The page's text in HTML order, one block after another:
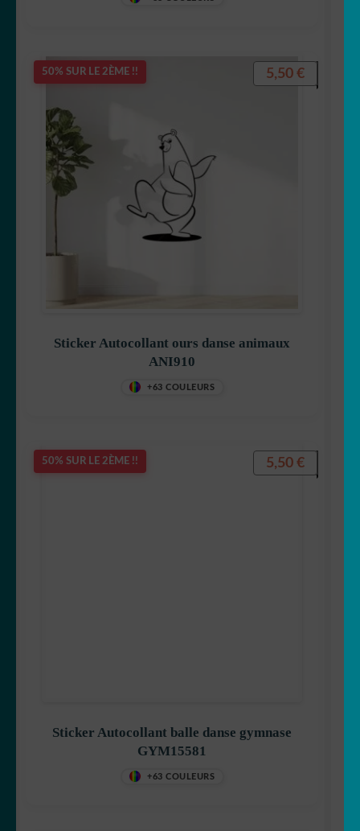
50% SUR LE 2ÈME !!
Sticker Autocollant ours danse animaux
ANI910
+63 COULEURS
5,50 €
50% SUR LE 2ÈME !!
Sticker Autocollant balle danse gymnase
GYM15581
+63 COULEURS
5,50 €